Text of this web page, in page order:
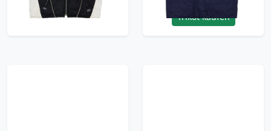
Trikot kaufen
Trikot kaufen